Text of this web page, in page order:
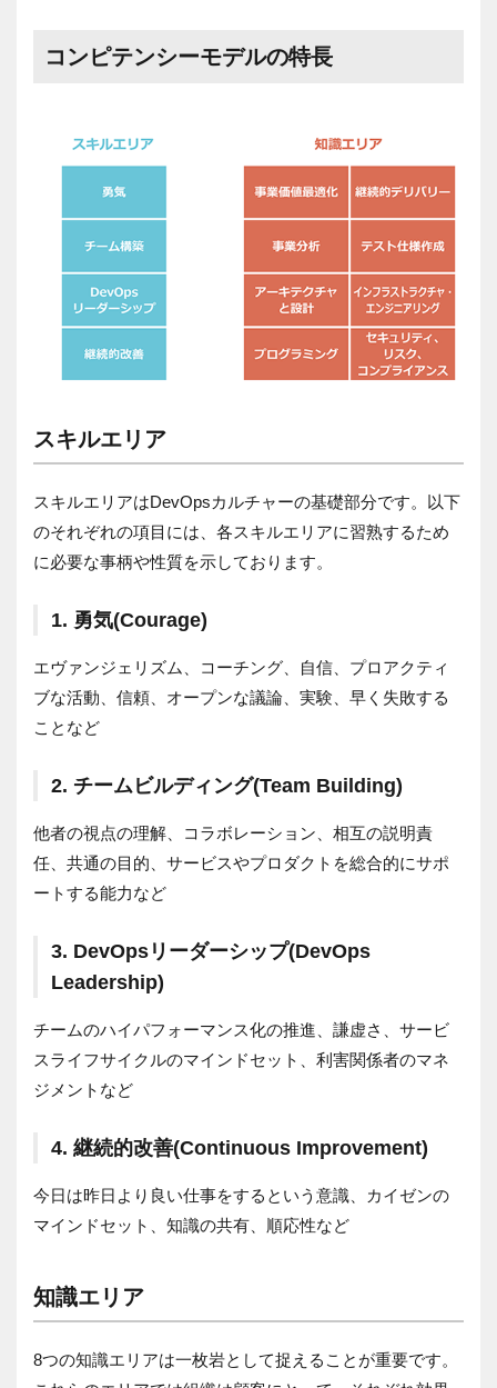
コンピテンシーモデルの特長
スキルエリア
スキルエリアはDevOpsカルチャーの基礎部分です。以下
のそれぞれの項目には、各スキルエリアに習熟するため
に必要な事柄や性質を示しております。
1. 勇気(Courage)
エヴァンジェリズム、コーチング、自信、プロアクティ
ブな活動、信頼、オープンな議論、実験、早く失敗する
ことなど
2. チームビルディング(Team Building)
他者の視点の理解、コラボレーション、相互の説明責
任、共通の目的、サービスやプロダクトを総合的にサポ
ートする能力など
3. DevOpsリーダーシップ(DevOps
Leadership)
チームのハイパフォーマンス化の推進、謙虚さ、サービ
スライフサイクルのマインドセット、利害関係者のマネ
ジメントなど
4. 継続的改善(Continuous Improvement)
今日は昨日より良い仕事をするという意識、カイゼンの
マインドセット、知識の共有、順応性など
知識エリア
8つの知識エリアは一枚岩として捉えることが重要です。